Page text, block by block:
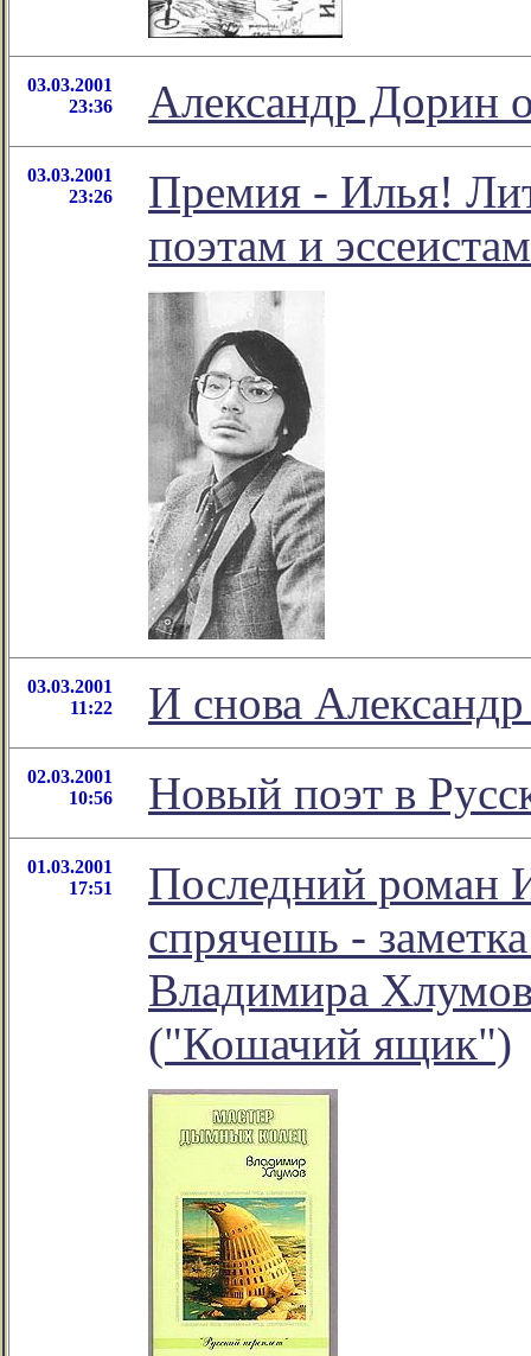
03.03.2001
23:36
Александр Дорин
03.03.2001
23:26
Премия - Илья!
поэтам и
03.03.2001
11:22
И снова
02.03.2001
10:56
Новый поэт в
01.03.2001
17:51
Последний роман
спрячешь -
Владимира
("Кошачий ящик")